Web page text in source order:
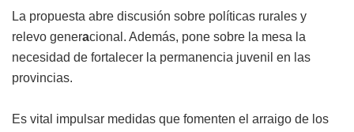
La propuesta abre discusión sobre políticas rurales y
relevo generacional. Además, pone sobre la mesa la
necesidad de fortalecer la permanencia juvenil en las
provincias.
Es vital impulsar medidas que fomenten el arraigo de los